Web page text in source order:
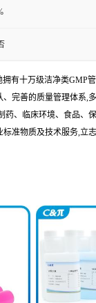
有十万级洁净类GMP
完善的质量管理体系,
药、临床环境、食品、
准物质及技术服务,立